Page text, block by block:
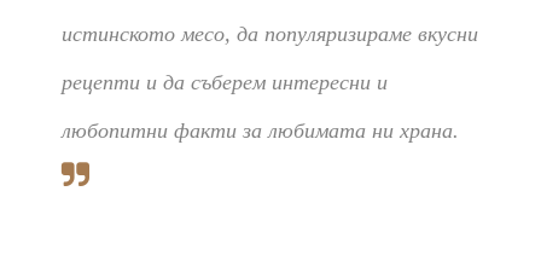
истинското месо, да популяризираме вкусни
рецепти и да съберем интересни и
любопитни факти за любимата ни храна.